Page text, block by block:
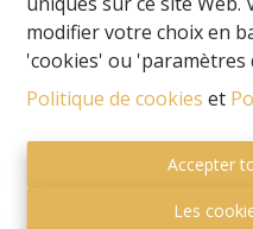
modifier votre choix en
'cookies' ou 'paramètres
Politique de cookies et
Accepter
Les